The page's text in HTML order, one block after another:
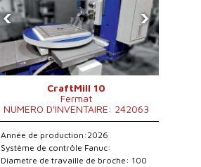
‹ ›
CraftMill 10
Fermat
NUMERO D'INVENTAIRE: 242063
Année de production:2026
Système de contrôle Fanuc:
Diametre de travaille de broche: 100